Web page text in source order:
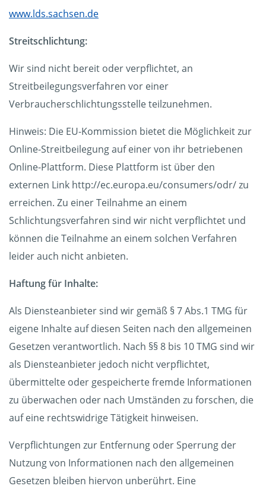
www.lds.sachsen.de
Streitschlichtung:
Wir sind nicht bereit oder verpflichtet, an
Streitbeilegungsverfahren vor einer
Verbraucherschlichtungsstelle teilzunehmen.
Hinweis: Die EU-Kommission bietet die Möglichkeit zur
Online-Streitbeilegung auf einer von ihr betriebenen
Online-Plattform. Diese Plattform ist über den
externen Link http://ec.europa.eu/consumers/odr/ zu
erreichen. Zu einer Teilnahme an einem
Schlichtungsverfahren sind wir nicht verpflichtet und
können die Teilnahme an einem solchen Verfahren
leider auch nicht anbieten.
Haftung für Inhalte:
Als Diensteanbieter sind wir gemäß § 7 Abs.1 TMG für
eigene Inhalte auf diesen Seiten nach den allgemeinen
Gesetzen verantwortlich. Nach §§ 8 bis 10 TMG sind wir
als Diensteanbieter jedoch nicht verpflichtet,
übermittelte oder gespeicherte fremde Informationen
zu überwachen oder nach Umständen zu forschen, die
auf eine rechtswidrige Tätigkeit hinweisen.
Verpflichtungen zur Entfernung oder Sperrung der
Nutzung von Informationen nach den allgemeinen
Gesetzen bleiben hiervon unberührt. Eine